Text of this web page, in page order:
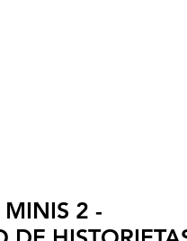
MINIS 2 -